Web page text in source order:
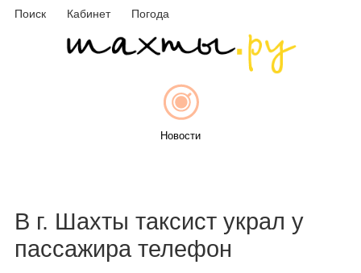
Поиск Кабинет Погода
Новости
В г. Шахты таксист украл у
пассажира телефон